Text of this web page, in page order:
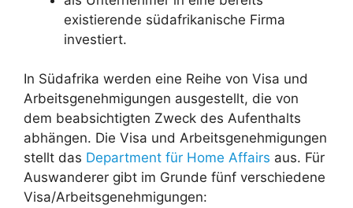
existierende südafrikanische Firma
investiert.
In Südafrika werden eine Reihe von Visa und
Arbeitsgenehmigungen ausgestellt, die von
dem beabsichtigten Zweck des Aufenthalts
abhängen. Die Visa und Arbeitsgenehmigungen
stellt das Department für Home Affairs aus. Für
Auswanderer gibt im Grunde fünf verschiedene
Visa/Arbeitsgenehmigungen: